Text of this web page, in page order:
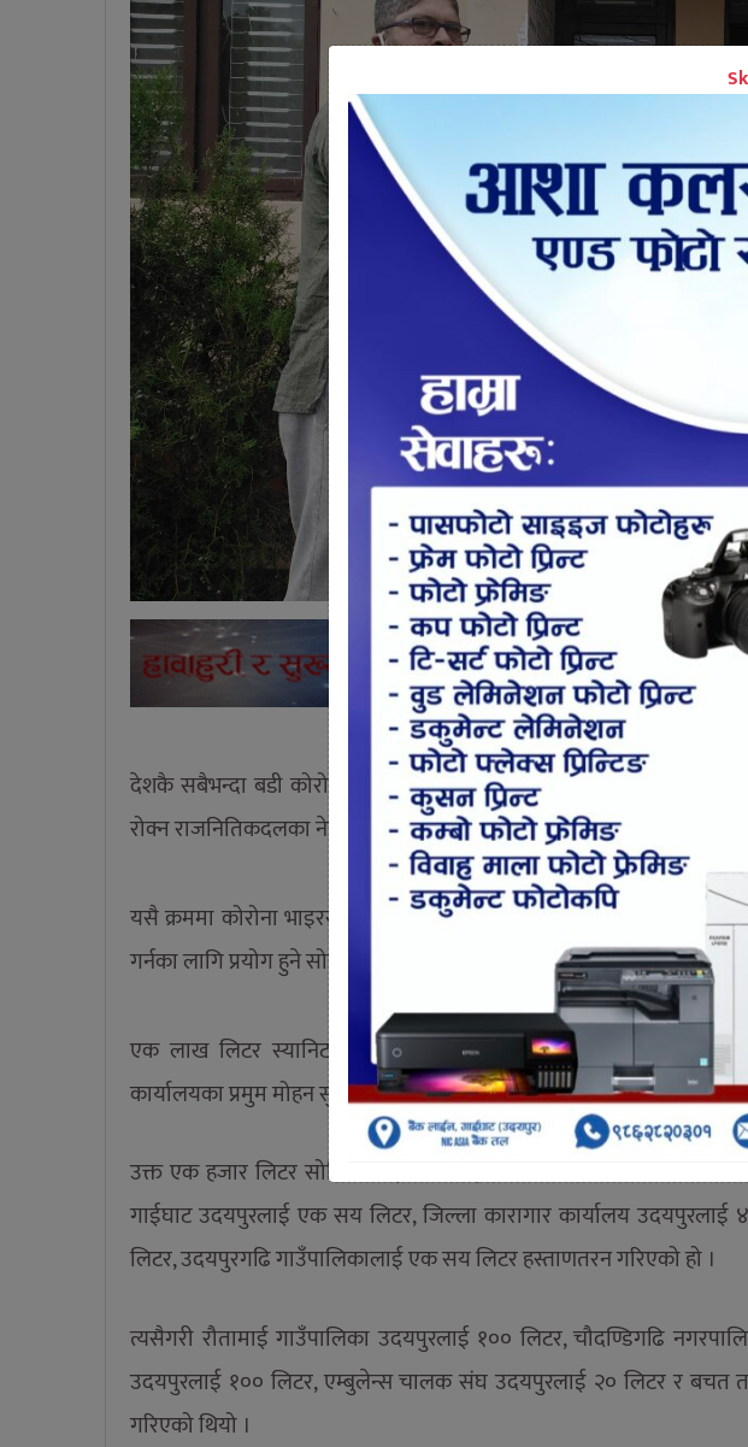
7594 Shares
देशकै सबैभन्दा बडी कोरोना संक्रमित भेटिएको उदयपुरमा कोरोना
रोक्न राजनितिकदलका नेता तथा कार्यकर्ताहरु पनि लागि परेका छन्।
यसै क्रममा कोरोना भाइरस संक्रमणलाई रोक्न प्रयोग हुने स्यानिटाईजर
गर्नका लागि प्रयोग हुने सोडिएम हाईपोक्लोराईट एक हजार लिटर हस्तानतरण
एक लाख लिटर स्यानिटाईजर बनाउन सकिने मात्राको एक हजार लिटर
कार्यालयका प्रमुम मोहन सुबेदीलाई हस्ताणतरण गरिएको नेपाली कांग्रेसका
उक्त एक हजार लिटर सोडिएम हाईपोक्लोराईट जिल्ला जनस्वास्थ्य कार्यालय
गाईघाट उदयपुरलाई एक सय लिटर, जिल्ला कारागार कार्यालय उदयपुरलाई
लिटर, उदयपुरगढि गाउँपालिकालाई एक सय लिटर हस्ताणतरन गरिएको हो ।
त्यसैगरी रौतामाई गाउँपालिका उदयपुरलाई १०० लिटर, चौदण्डिगढि
उदयपुरलाई १०० लिटर, एम्बुलेन्स चालक संघ उदयपुरलाई २० लिटर र बचत
गरिएको थियो ।